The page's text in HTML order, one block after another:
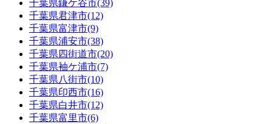
千葉県鎌ケ谷市(39)
千葉県君津市(12)
千葉県富津市(9)
千葉県浦安市(38)
千葉県 四街道市(20)
千葉県袖ケ浦市(7)
千葉県八街市(10)
千葉県印西市(16)
千葉県白井市(12)
千葉県富里市(6)